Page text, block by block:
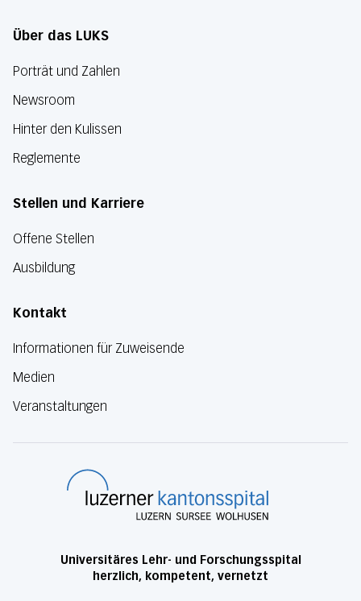
Über das LUKS
Porträt und Zahlen
Newsroom
Hinter den Kulissen
Reglemente
Stellen und Karriere
Offene Stellen
Ausbildung
Kontakt
Informationen für Zuweisende
Medien
Veranstaltungen
Universitäres Lehr- und Forschungsspital
herzlich, kompetent, vernetzt